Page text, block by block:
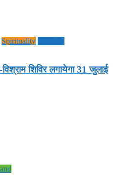
Spirituality
शिविर लगायेगा 31 जुलाई